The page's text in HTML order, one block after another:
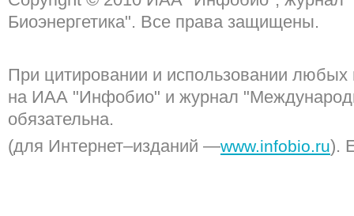
Биоэнергетика". Все права защищены.
При цитировании и использовании любых
на ИАА "Инфобио" и журнал
обязательна.
(для Интернет–изданий —www.infobio.ru).